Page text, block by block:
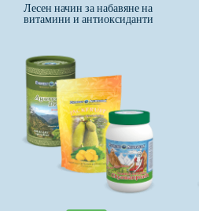
Лесен начин за набавяне на
витамини и антиоксиданти